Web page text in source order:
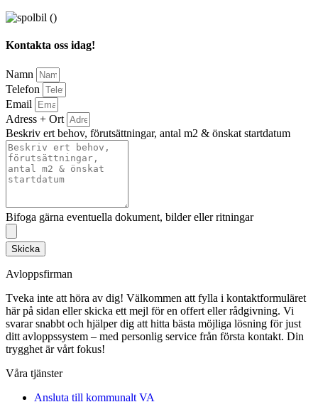
Kontakta oss idag!
Namn
Telefon
Email
Adress + Ort
Beskriv ert behov, förutsättningar, antal m2 & önskat startdatum
Bifoga gärna eventuella dokument, bilder eller ritningar
Skicka
Avloppsfirman
Tveka inte att höra av dig! Välkommen att fylla i kontaktformuläret
här på sidan eller skicka ett mejl för en offert eller rådgivning. Vi
svarar snabbt och hjälper dig att hitta bästa möjliga lösning för just
ditt avloppssystem – med personlig service från första kontakt. Din
trygghet är vårt fokus!
Våra tjänster
Ansluta till kommunalt VA